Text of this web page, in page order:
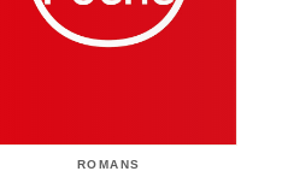
ROMANS